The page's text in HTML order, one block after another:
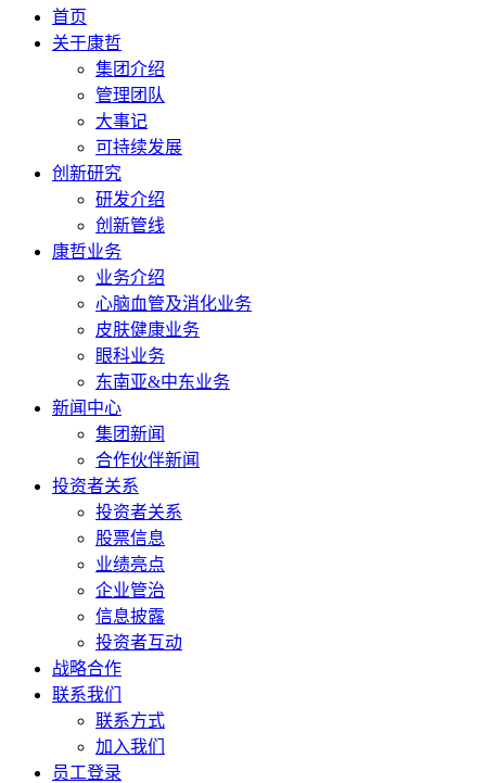
首页
关于康哲
集团介绍
管理团队
大事记
可持续发展
创新研究
研发介绍
创新管线
康哲业务
业务介绍
心脑血管及消化业务
皮肤健康业务
眼科业务
东南亚&中东业务
新闻中心
集团新闻
合作伙伴新闻
投资者关系
投资者关系
股票信息
业绩亮点
企业管治
信息披露
投资者互动
战略合作
联系我们
联系方式
加入我们
员工登录